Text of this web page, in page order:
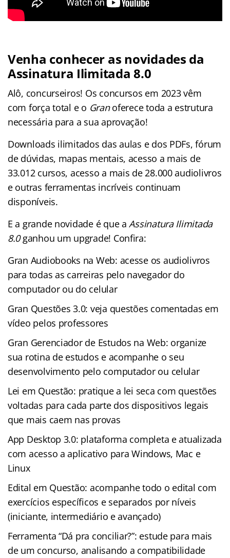
Venha conhecer as novidades da
Assinatura Ilimitada 8.0
Alô, concurseiros! Os concursos em 2023 vêm
com força total e o Granoferece toda a estrutura
necessária para a sua aprovação!
Downloads ilimitados das aulas e dos PDFs, fórum
de dúvidas, mapas mentais, acesso a mais de
33.012 cursos, acesso a mais de 28.000 audiolivros
e outras ferramentas incríveis continuam
disponíveis.
E a grande novidade é que aAssinatura Ilimitada
8.0ganhou um upgrade! Confira:
Gran Audiobooks na Web: acesse os audiolivros
para todas as carreiras pelo navegador do
computador ou do celular
Gran Questões 3.0: veja questões comentadas em
vídeo pelos professores
Gran Gerenciador de Estudos na Web: organize
sua rotina de estudos e acompanhe o seu
desenvolvimento pelo computador ou celular
Lei em Questão: pratique a lei seca com questões
voltadas para cada parte dos dispositivos legais
que mais caem nas provas
App Desktop 3.0: plataforma completa e atualizada
com acesso a aplicativo para Windows, Mac e
Linux
Edital em Questão: acompanhe todo o edital com
exercícios específicos e separados por níveis
(iniciante, intermediário e avançado)
Ferramenta “Dá pra conciliar?”: estude para mais
de um concurso, analisando a compatibilidade